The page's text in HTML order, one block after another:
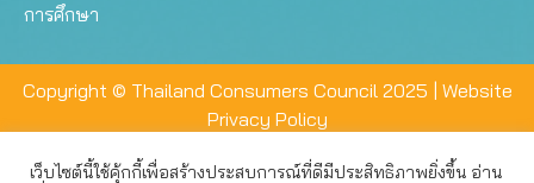
การศึกษา
Copyright © Thailand Consumers Council 2025 | Website
Privacy Policy
เว็บไซต์นี้ใช้คุ้กกี้เพื่อสร้างประสบการณ์ที่ดีมีประสิทธิภาพยิ่งขึ้น อ่าน